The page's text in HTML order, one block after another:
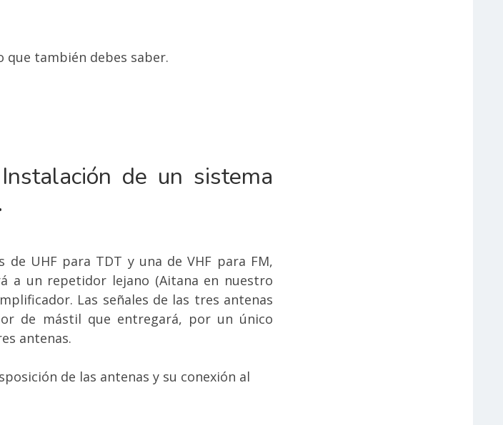
que también debes saber.
de un sistema
UHF para TDT y una de VHF para FM,
a un repetidor lejano (Aitana en nuestro
Las señales de las tres antenas
de mástil que entregará, por un único
antenas.
de las antenas y su conexión al